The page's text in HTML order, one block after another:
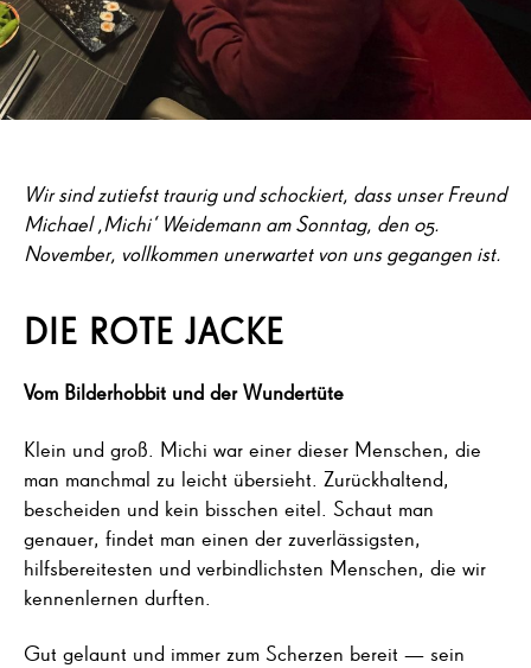
Wir sind zutiefst traurig und schockiert, dass unser Freund
Michael ‚Michi‘ Weidemann am Sonntag, den 05.
November, vollkommen unerwartet von uns gegangen ist.
DIE ROTE JACKE
Vom Bilderhobbit und der Wundertüte
Klein und groß. Michi war einer dieser Menschen, die
man manchmal zu leicht übersieht. Zurückhaltend,
bescheiden und kein bisschen eitel. Schaut man
genauer, findet man einen der zuverlässigsten,
hilfsbereitesten und verbindlichsten Menschen, die wir
kennenlernen durften.
Gut gelaunt und immer zum Scherzen bereit — sein